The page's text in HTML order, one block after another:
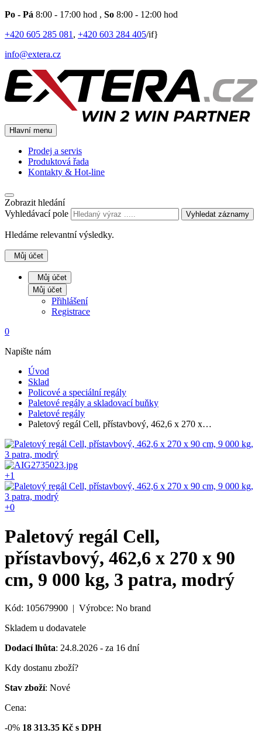
Po - Pá 8:00 - 17:00 hod , So 8:00 - 12:00 hod
+420 605 285 081 , +420 603 284 405/if}
info@extera.cz
Hlavní menu
Prodej a servis
Produktová řada
Kontakty & Hot-line
Zobrazit hledání
Vyhledávací pole
Vyhledat záznamy
Hledáme relevantní výsledky.
Můj účet
Můj účet
Můj účet
Přihlášení
Registrace
0
Napište nám
Úvod
Sklad
Policové a speciální regály
Paletové regály a skladovací buňky
Paletové regály
Paletový regál Cell, přístavbový, 462,6 x 270 x…
+1
+0
Paletový regál Cell,
přístavbový, 462,6 x 270 x 90
cm, 9 000 kg, 3 patra, modrý
Kód: 105679900 | Výrobce: No brand
Skladem u dodavatele
Dodací lhůta: 24.8.2026 - za 16 dní
Kdy dostanu zboží?
Stav zboží: Nové
Cena:
-0% 18 313.35 Kč s DPH